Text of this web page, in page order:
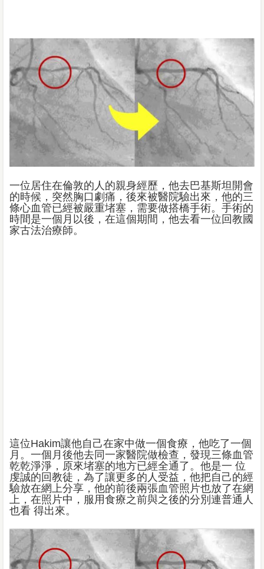
一位居住在倫敦的人的親身經歷，他去巴基斯坦開會
的時候，突然胸口劇痛，後來被醫院驗出來，他的三
條心血管已經被嚴重堵塞，需要做搭橋手術。手術的
時間是一個月以後，在這個期間，他去看一位回教國
家古法治療師。
這位Hakim讓他自己在家中做一個食療，他吃了一個
月。一個月後他去同一家醫院做檢查，發現三條血管
乾乾淨淨，原來堵塞的地方已經全通了。他是一 位
虔誠的回教徒，為了讓更多的人受益，他把自己的經
驗放在網上分享，他的前後兩張血管照片也放了在網
上，在照片中，服用食療之前與之後的分別連普通人
也看 得出來。